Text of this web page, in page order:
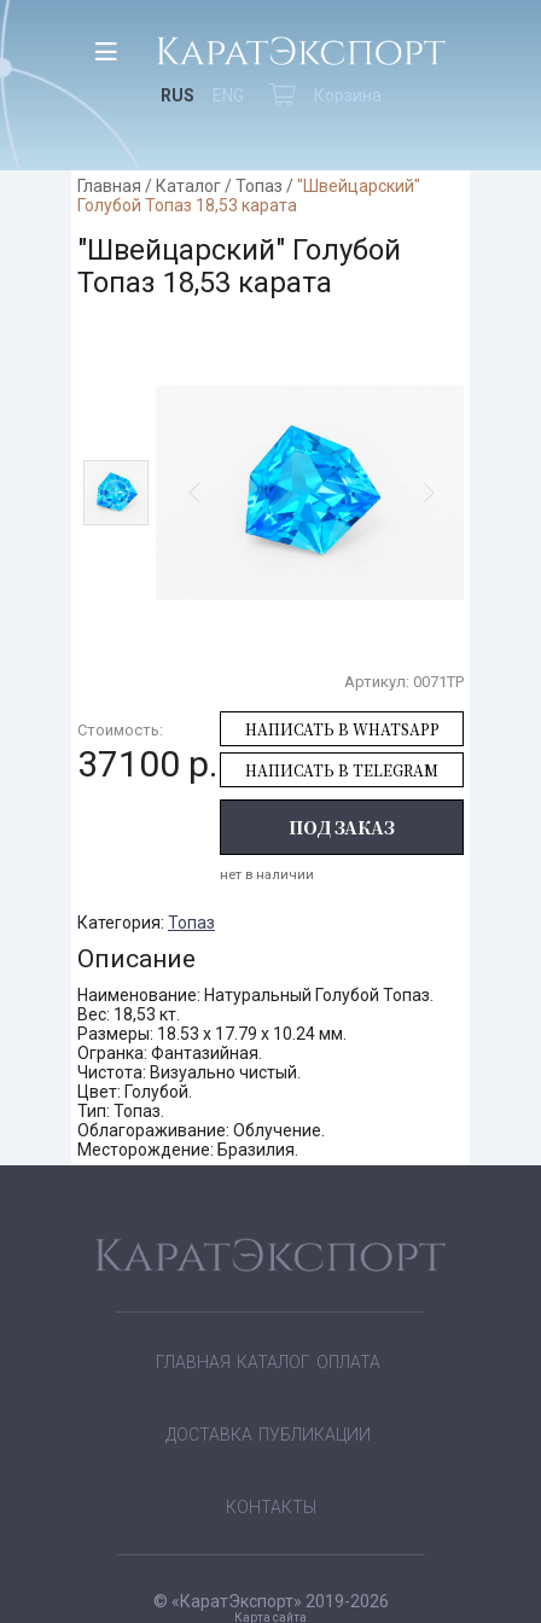
RUS ENG Корзина
Главная /Каталог/Топаз /"Швейцарский"
Голубой Топаз 18,53 карата
"Швейцарский" Голубой
Топаз 18,53 карата
Артикул: 0071TP
Стоимость:
37100 р.
НАПИСАТЬ В WHATSAPP
НАПИСАТЬ В TELEGRAM
ПОД ЗАКАЗ
нет в наличии
Категория: Топаз
Описание
Наименование: Натуральный Голубой Топаз.
Вес: 18,53 кт.
Размеры: 18.53 х 17.79 х 10.24 мм.
Огранка: Фантазийная.
Чистота: Визуально чистый.
Цвет: Голубой.
Тип: Топаз.
Облагораживание: Облучение.
Месторождение: Бразилия.
ГЛАВНАЯ КАТАЛОГ ОПЛАТА
ДОСТАВКА ПУБЛИКАЦИИ
КОНТАКТЫ
© «КаратЭкспорт» 2019-2026
Карта сайта